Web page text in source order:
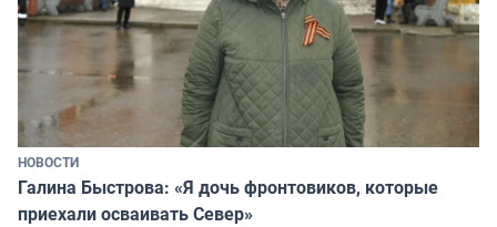
НОВОСТИ
Галина Быстрова: «Я дочь фронтовиков, которые
приехали осваивать Север»